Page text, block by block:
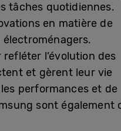
tâches quotidiennes.
en matière de
l’évolution des
et gèrent leur vie
performances et de
sont également